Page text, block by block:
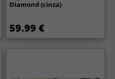
Diamond (cinza)
59.99 €